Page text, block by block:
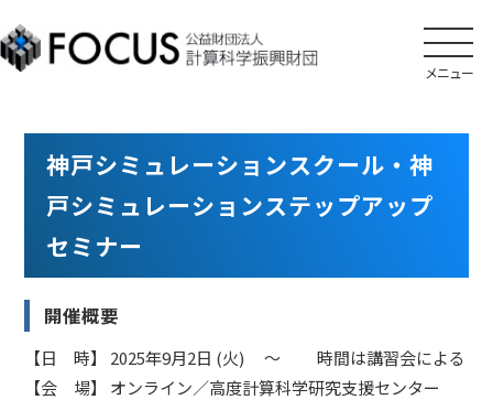
メニュー
神戸シミュレーションスクール・神
戸シミュレーションステップアップ
セミナー
開催概要
【日 時】 2025年9月2日 (火)
～ 時間は講習会による
【会 場】
オンライン／高度計算科学研究支援センター